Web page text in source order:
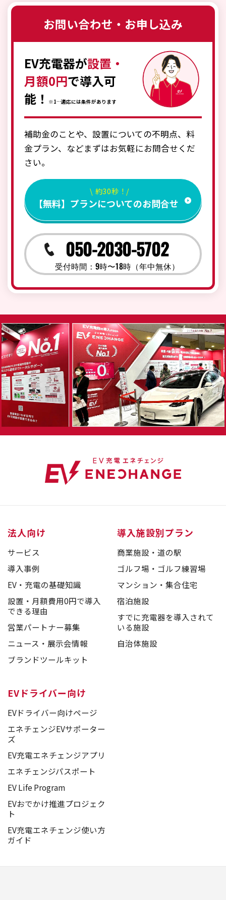
お問い合わせ・お申し込み
EV充電器が設置・
月額0円で導入可
能！
※1…適応には条件があります
補助金のことや、設置についての不明点、料
金プラン、などまずはお気軽にお問合せくだ
さい。
\ 約30秒！/
【無料】プランについてのお問合せ
050-2030-5702
受付時間：9時〜18時（年中無休）
法人向け
サービス
導入事例
EV・充電の基礎知識
設置・月額費用0円で導入
できる理由
営業パートナー募集
ニュース・展示会情報
ブランドツールキット
導入施設別プラン
商業施設・道の駅
ゴルフ場・ゴルフ練習場
マンション・集合住宅
宿泊施設
すでに充電器を導入されて
いる施設
自治体施設
EVドライバー向け
EVドライバー向けページ
エネチェンジEVサポーター
ズ
EV充電エネチェンジアプリ
エネチェンジパスポート
EV Life Program
EVおでかけ推進プロジェク
ト
EV充電エネチェンジ使い方
ガイド